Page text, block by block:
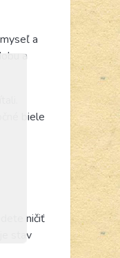
a
a
biele
ničiť
stav